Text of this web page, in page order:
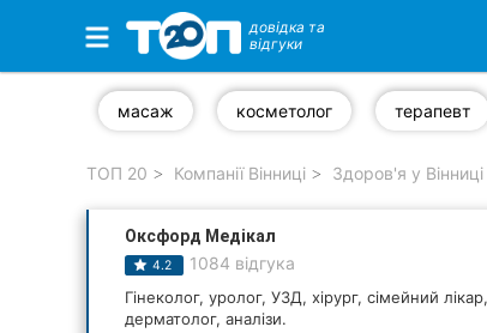
Обрані компанії
Стоматології
Ветеринарні клініки
довідка та
відгуки
масаж косметолог терапевт
ТОП 20 Компанії Вінниці Здоров'я у Вінниці
Оксфорд Медікал
4.2 1084 відгука
Гінеколог, уролог, УЗД, хірург, сімейний лікар,
дерматолог, аналізи.